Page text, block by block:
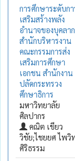
การศึกษาระดับกา
เสริมสร้างพลัง
อำนาจของบุคลา
สำนักบริหารงาน
คณะกรรมการส่ง
เสริมการศึกษา
เอกชน สำนักงาน
ปลัดกระทรวง
ศึกษาธิการ
มหาวิทยาลัย
ศิลปากร
คณิต เขียว
วิชัย;ไชยยศ ไพวิ
ศิริธรรม